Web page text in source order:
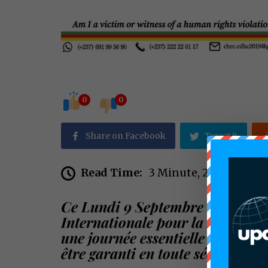
0 0
Share on Facebook Tweet it
Read Time: 3 Minute, 23 Second
Ce Lundi 9 Septembre 2024
Internationale pour la
une journée essentielle pour
être garanti en toute sécurité,